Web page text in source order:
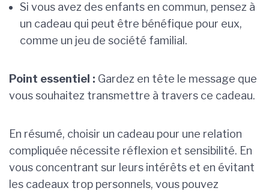
Si vous avez des enfants en commun, pensez à
un cadeau qui peut être bénéfique pour eux,
comme un jeu de société familial.
Point essentiel : Gardez en tête le message que
vous souhaitez transmettre à travers ce cadeau.
En résumé, choisir un cadeau pour une relation
compliquée nécessite réflexion et sensibilité. En
vous concentrant sur leurs intérêts et en évitant
les cadeaux trop personnels, vous pouvez